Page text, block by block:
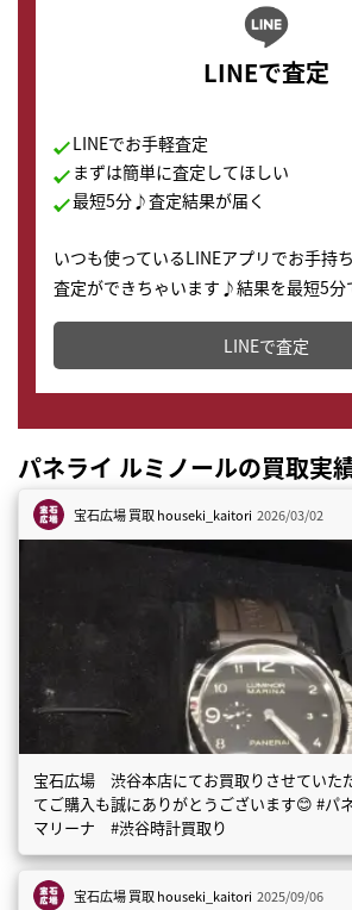
LINEで査定
LINEでお手軽査定
まずは簡単に査定してほしい
最短5分♪査定結果が届く
いつも使っているLINEアプリでお手持
査定ができちゃいます♪結果を最短5分
どこからでもすぐに査定金額を知るこ
LINEで査定
パネライ ルミノールの買取実
宝石広場 買取houseki_kaitori 2026/03/02
宝石広場 渋谷本店にてお買取りさせていた
てご購入も誠にありがとうございます😊 #
マリーナ #渋谷時計買取り
宝石広場 買取houseki_kaitori 2025/09/06